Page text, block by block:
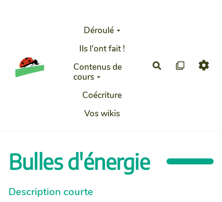
Déroulé
Ils l'ont fait !
Contenus de
cours
Coécriture
Vos wikis
Rechercher
Bulles d'énergie
Description courte